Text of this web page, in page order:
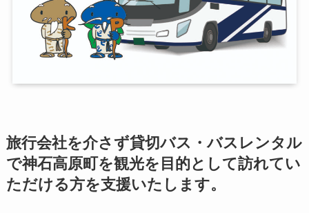
旅行会社を介さず貸切バス・バスレンタル
で神石高原町を観光を目的として訪れてい
ただける方を支援いたします。